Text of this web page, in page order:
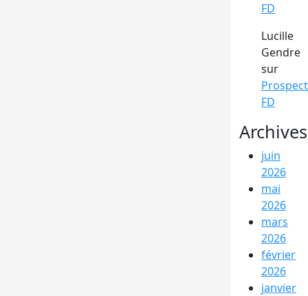
FD
Lucille
Gendre
sur
Prospect
FD
Archives
juin
2026
mai
2026
mars
2026
février
2026
janvier